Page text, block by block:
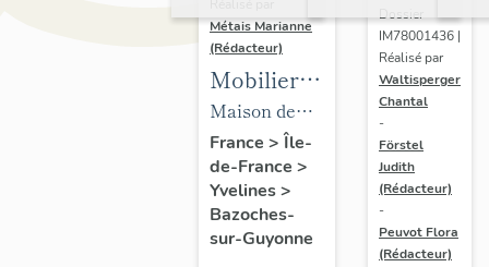
Métais Marianne
(Rédacteur)
Mobilier
de la
maison
Louis
Carré
Maison de
villégiature
dite maison
Louis Carré
France > Île-
de-France >
Yvelines>
Bazoches-
sur-Guyonne
Dossier
IM78001436 |
Réalisé par
Waltisperger
Chantal
-
Förstel
Judith
(Rédacteur)
-
Peuvot Flora
(Rédacteur)